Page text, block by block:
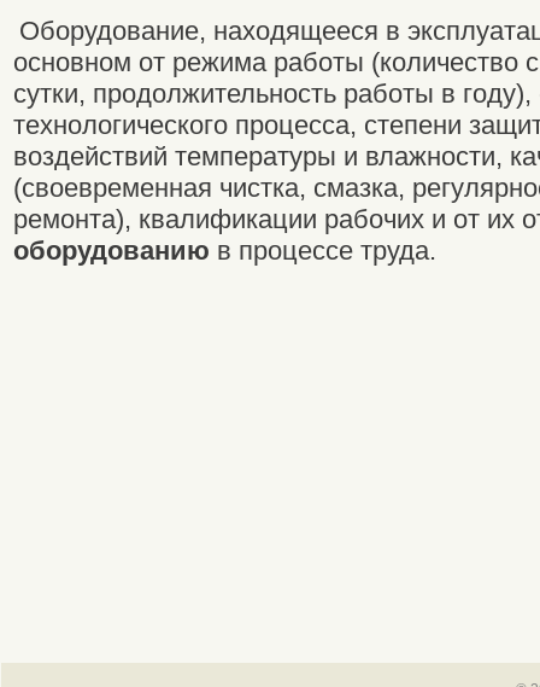
Оборудование, находящееся в
основном от режима работы (количество
сутки, продолжительность работы в
технологического процесса, степени
воздействий температуры и влажности,
(своевременная чистка, смазка,
ремонта), квалификации рабочих и от их
оборудованию в процессе труда.